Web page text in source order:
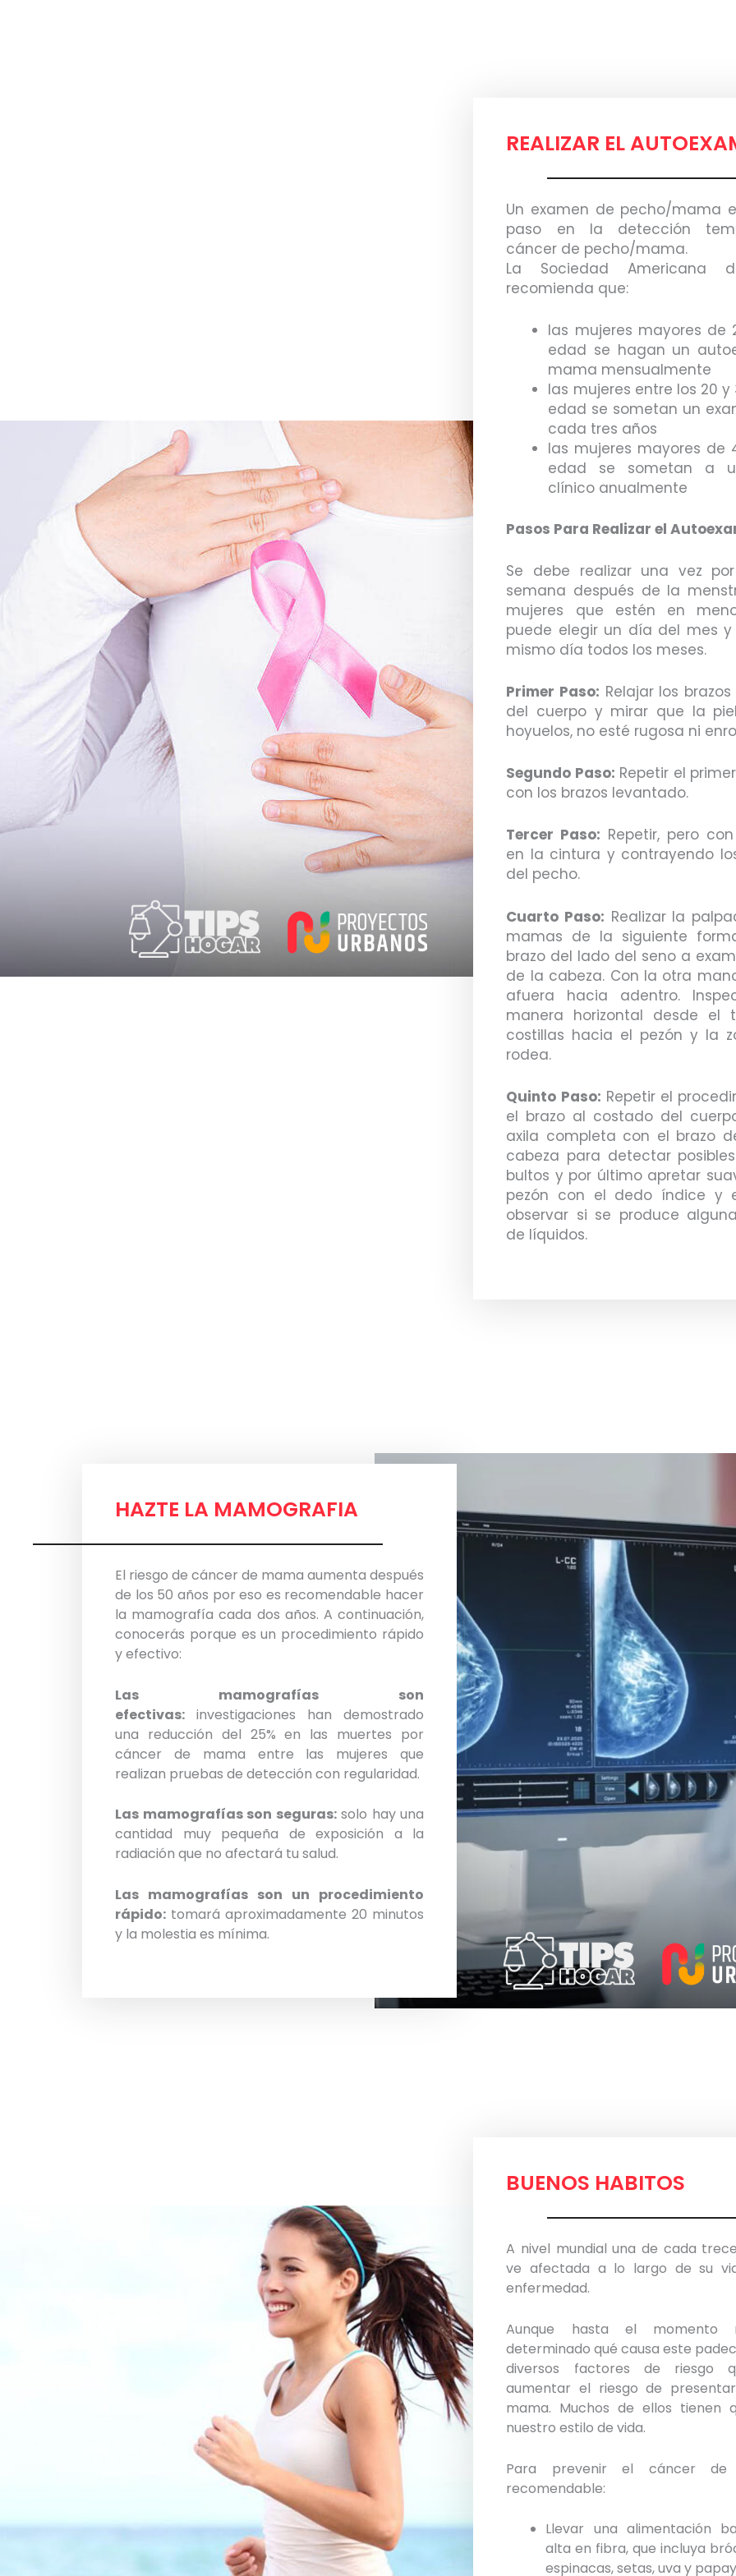
REALIZAR EL
Un examen de pecho/mama
paso en la detección
cáncer de pecho/mama.
La Sociedad Americana
recomienda que:
las mujeres mayores de
edad se hagan un
mama mensualmente
las mujeres entre los 20 y
edad se sometan un
cada tres años
las mujeres mayores de
edad se sometan a
clínico anualmente
Pasos Para Realizar el
Se debe realizar una vez
semana después de la
mujeres que estén en
puede elegir un día del mes y
mismo día todos los meses.
Primer Paso: Relajar los
del cuerpo y mirar que la
hoyuelos, no esté rugosa ni
Segundo Paso: Repetir el
con los brazos levantado.
Tercer Paso: Repetir, pero
en la cintura y contrayendo
del pecho.
Cuarto Paso: Realizar la
mamas de la siguiente
brazo del lado del seno a
de la cabeza. Con la otra
afuera hacia adentro.
manera horizontal desde el
costillas hacia el pezón y la
rodea.
Quinto Paso: Repetir el
el brazo al costado del
axila completa con el brazo
cabeza para detectar
bultos y por último apretar
pezón con el dedo índice y
observar si se produce
de líquidos.
HAZTE LA MAMOGRAFIA
El riesgo de cáncer de mama aumenta después
de los 50 años por eso es recomendable hacer
la mamografía cada dos años. A continuación,
conocerás porque es un procedimiento rápido
y efectivo:
Las mamografías son
efectivas: investigaciones han demostrado
una reducción del 25% en las muertes por
cáncer de mama entre las mujeres que
realizan pruebas de detección con regularidad.
Las mamografías son seguras:solo hay una
cantidad muy pequeña de exposición a la
radiación que no afectará tu salud.
Las mamografías son un procedimiento
rápido: tomará aproximadamente 20 minutos
y la molestia es mínima.
BUENOS HABITOS
A nivel mundial una de cada
ve afectada a lo largo de su
enfermedad.
Aunque hasta el
determinado qué causa este
diversos factores de riesgo
aumentar el riesgo de
mama. Muchos de ellos tienen
nuestro estilo de vida.
Para prevenir el cáncer de
recomendable:
Llevar una alimentación
alta en fibra, que incluya
espinacas, setas, uva y